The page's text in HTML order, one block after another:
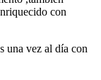
con
una vez al día con